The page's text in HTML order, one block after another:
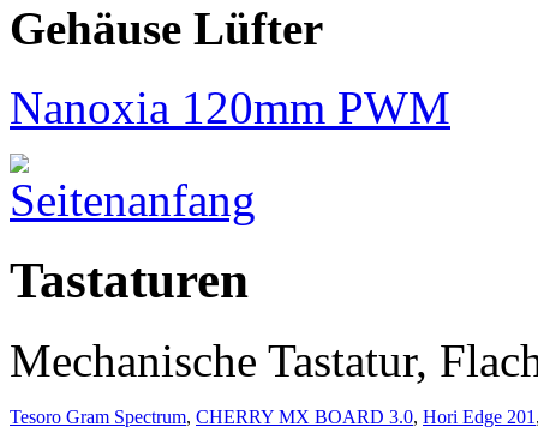
Gehäuse Lüfter
Nanoxia 120mm PWM
Tastaturen
Mechanische Tastatur,
Tesoro Gram Spectrum, CHERRY MX BOARD 3.0, Hori Edge 201